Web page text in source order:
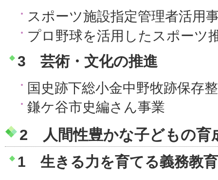
スポーツ施設指定管理者活用
プロ野球を活用したスポーツ
3 芸術・文化の推進
国史跡下総小金中野牧跡保存
鎌ケ谷市史編さん事業
2 人間性豊かな子どもの育
1 生きる力を育てる義務教